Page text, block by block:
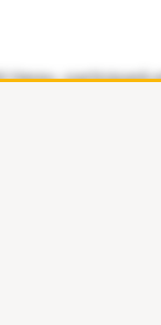
Hereu,